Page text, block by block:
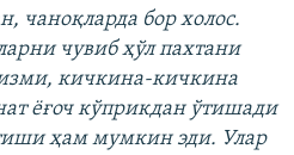
чаноқларда бор холос.
чувиб ҳўл пахтани
кичкина-кичкина
ёғоч кўприкдан ўтишади
ҳам мумкин эди. Улар